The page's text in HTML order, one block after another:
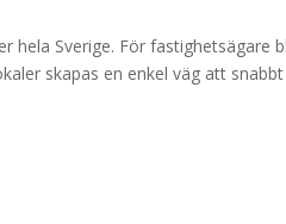
hela Sverige. För fastighetsägare
skapas en enkel väg att